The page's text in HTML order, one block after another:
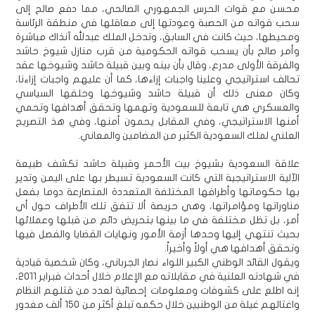
محسن مع قوات الحرس الجمهوري الصالحي، مما دفع صالح إلى
سحب قواته من الحصبة وعودتها إلى معاقلها في منطقة الرئاسة
ومحيطها، حيث كانت في السابق، وتدخل الملك عبدلله آنذاك مباشرة
وأمر صالح بأن يسحب قواته الحكومية من قرب منازل شيوخ حاشد
والفرقة الأولى مدرع، وقال بأن بينه وبين قبيلة حاشد وشيوخها عقد
تحالف استراتيجي وعلينا واجبات إزاءها، كما أن عليهم واجبات إزاءنا،
وكان معنى ذلك أن قبيلة حاشد وشيوخها وحلفها السياسي
والعسكري هي تابعة للسعودية وتهمها وتحقق أهدافها وتحمي
أمنها الاستراتيجي، وفي المقابل يحمون أمنها، وفي هذ التصريح
العلني لملك السعودية الكثير من المضامين والمعاني.
علاقة السعودية بشيوخ بيت الأحمر وقبيلة حاشد تكشف طبيعة
الآلية الاستراتيجية التي كانت السعودية تسيطر بها على اليمن وتدير
بها حكوماتها وأطرافها المختلفة المتعددة المتصارعة دوما بفعل
مناوراتها ومؤامراتها، وهي حريصة ألا تتفق تلك الأطراف حول أي
أمر، بل تظل مختلفة في ما بينها بتحريض دائم من قبلها وعملائها
بحيث تنتهي إليها وحدها أزمة الأمور ونهايات القضايا والفصل فيها
وتحقق أهدافها هي أولاً وأخيراً.
ويقول القائد الوطني الكبير اللواء نصار الجرباني، وكان شخصية قيادية
في شهادته العلنية في مقابلاته مع الإعلام خلال أحداث فبراير 2011،
إنه اطلع على كشوفات ومعلومات إحصائية لعدد من قتلهم النظام
واغتالهم غيلة من الوطنيين خلال حكمه تبلغ أكثر من 150 ألف مغدور